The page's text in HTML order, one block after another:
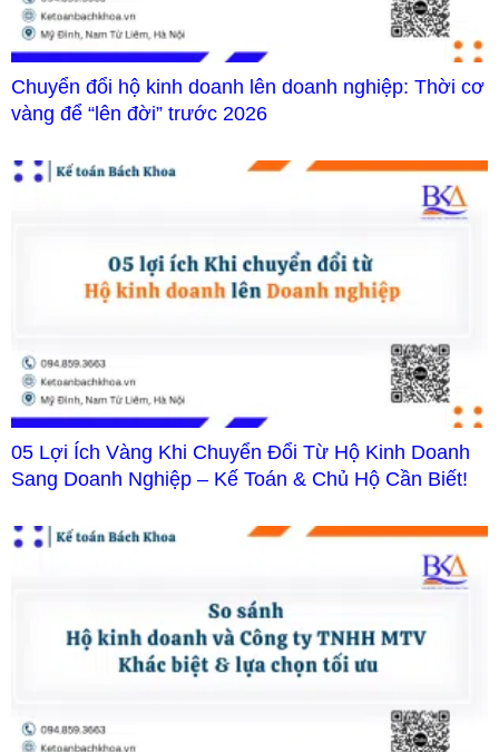
Chuyển đổi hộ kinh doanh lên doanh nghiệp: Thời cơ
vàng để “lên đời” trước 2026
05 Lợi Ích Vàng Khi Chuyển Đổi Từ Hộ Kinh Doanh
Sang Doanh Nghiệp – Kế Toán & Chủ Hộ Cần Biết!